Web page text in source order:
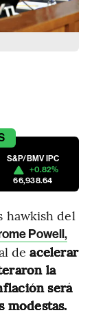
S&P/BMV IPC
+0.82%
66,938.64
hawkish del
Powell,
deacelerar
la
será
modestas.